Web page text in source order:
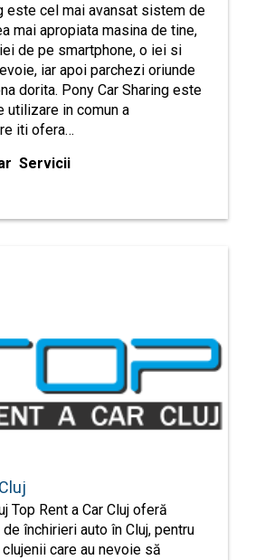
este cel mai avansat sistem de
mai apropiata masina de tine,
de pe smartphone, o iei si
iar apoi parchezi oriunde
dorita. Pony Car Sharing este
utilizare in comun a
iti ofera…
Servicii
Top Rent a Car Cluj oferă
închirieri auto în Cluj, pentru
care au nevoie să